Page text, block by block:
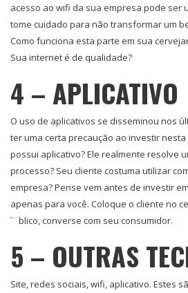
acesso ao wifi da sua empresa pode ser
tome cuidado para não transformar um
Como funciona esta parte em sua
Sua internet é de qualidade?
4 – APLICATIVO
O uso de aplicativos se disseminou nos
ter uma certa precaução ao investir
possui aplicativo? Ele realmente resolve
processo? Seu cliente costuma utilizar
empresa? Pense vem antes de investir
apenas para você. Coloque o cliente no
´¨blico, converse com seu consumidor.
5 – OUTRAS
Site, redes sociais, wifi, aplicativo. Estes